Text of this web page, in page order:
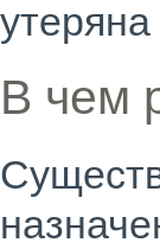
В чем